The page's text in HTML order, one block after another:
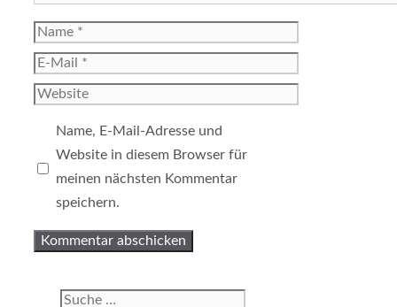
Name
E-
Mail
Website
Name, E-Mail-Adresse und
Website in diesem Browser für
meinen nächsten Kommentar
speichern.
Suche